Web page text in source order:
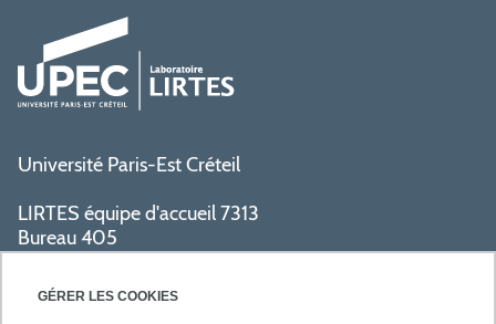
GÉRER LES COOKIES
Université Paris-Est Créteil
LIRTES équipe d'accueil 7313
Bureau 405
Bâtiment La Pyramide
80 avenue du Général de Gaulle